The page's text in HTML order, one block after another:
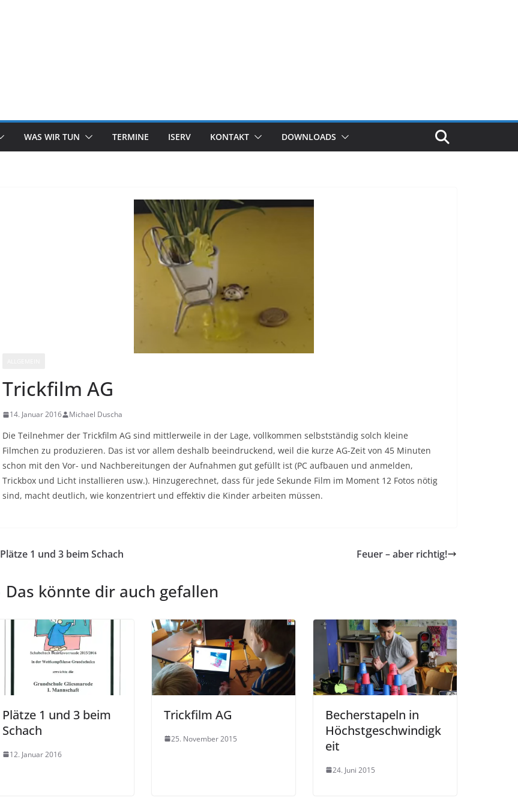
WAS WIR TUN TERMINE ISERV KONTAKT DOWNLOADS
Trickfilm AG
14. Januar 2016 Michael Duscha
Die Teilnehmer der Trickfilm AG sind mittlerweile in der Lage, vollkommen selbstständig solch kleine
Filmchen zu produzieren. Das ist vor allem deshalb beeindruckend, weil die kurze AG-Zeit von 45 Minuten
schon mit den Vor- und Nachbereitungen der Aufnahmen gut gefüllt ist (PC aufbauen und anmelden,
Trickbox und Licht installieren usw.). Hinzugerechnet, dass für jede Sekunde Film im Moment 12 Fotos nötig
sind, macht deutlich, wie konzentriert und effektiv die Kinder arbeiten müssen.
Plätze 1 und 3 beim Schach Feuer – aber richtig!
Das könnte dir auch gefallen
Plätze 1 und 3 beim
Schach
12. Januar 2016
Trickfilm AG
25. November 2015
Becherstapeln in
Höchstgeschwindigk
eit
24. Juni 2015